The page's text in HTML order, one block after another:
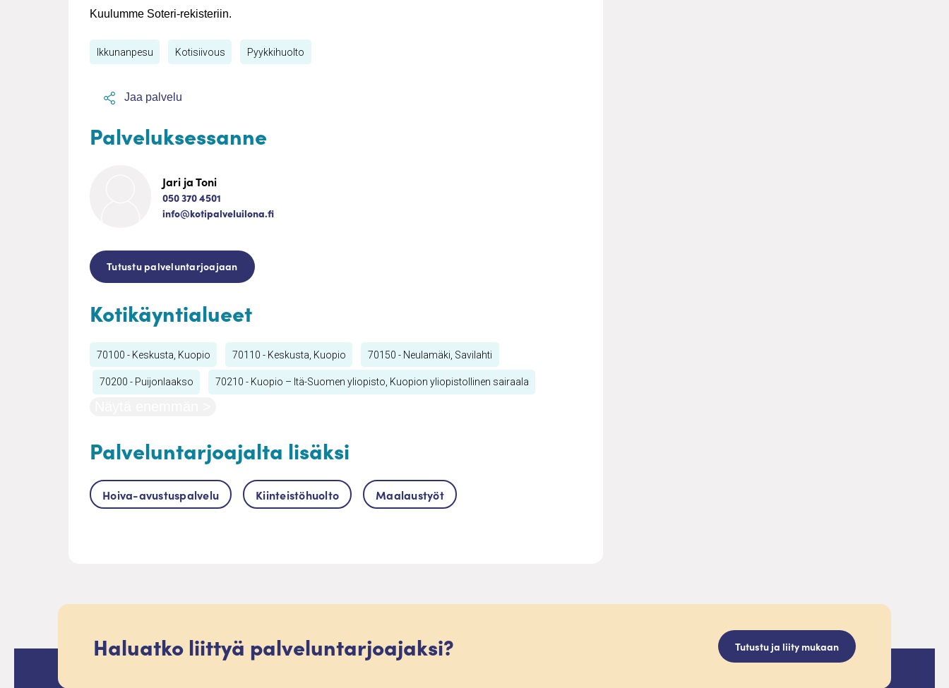
Kuulumme Soteri-rekisteriin.
Ikkunanpesu Kotisiivous Pyykkihuolto
Jaa palvelu
Palveluksessanne
Jari ja Toni
050 370 4501
info@kotipalveluilona.fi
Tutustu palveluntarjoajaan
Kotikäyntialueet
70100 - Keskusta, Kuopio 70110 - Keskusta, Kuopio 70150 - Neulamäki, Savilahti
70200 - Puijonlaakso 70210 - Kuopio – Itä-Suomen yliopisto, Kuopion yliopistollinen sairaala
Palveluntarjoajalta lisäksi
Hoiva-avustuspalvelu Kiinteistöhuolto Maalaustyöt
Haluatko liittyä palveluntarjoajaksi? Tutustu ja liity mukaan